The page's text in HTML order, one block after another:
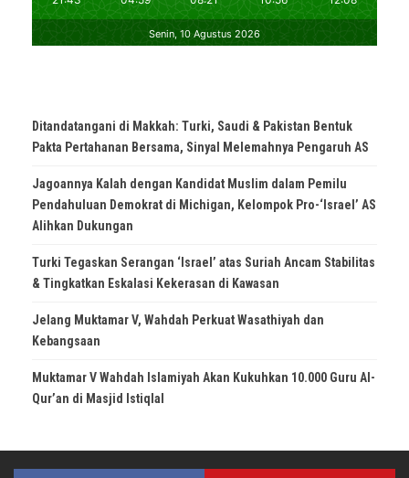
Ditandatangani di Makkah: Turki, Saudi & Pakistan Bentuk
Pakta Pertahanan Bersama, Sinyal Melemahnya Pengaruh AS
Jagoannya Kalah dengan Kandidat Muslim dalam Pemilu
Pendahuluan Demokrat di Michigan, Kelompok Pro-‘Israel’ AS
Alihkan Dukungan
Turki Tegaskan Serangan ‘Israel’ atas Suriah Ancam Stabilitas
& Tingkatkan Eskalasi Kekerasan di Kawasan
Jelang Muktamar V, Wahdah Perkuat Wasathiyah dan
Kebangsaan
Muktamar V Wahdah Islamiyah Akan Kukuhkan 10.000 Guru Al-
Qur’an di Masjid Istiqlal